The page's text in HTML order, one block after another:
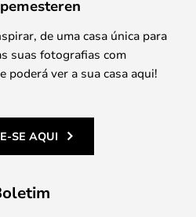
de uma casa única para
suas fotografias com
poderá ver a sua casa aqui!
SE AQUI